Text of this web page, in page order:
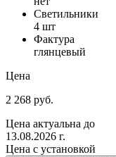
Светильники
4 шт
Фактура
глянцевый
Цена
2 268 руб.
Цена актуальна до
13.08.2026 г.
Цена с установкой